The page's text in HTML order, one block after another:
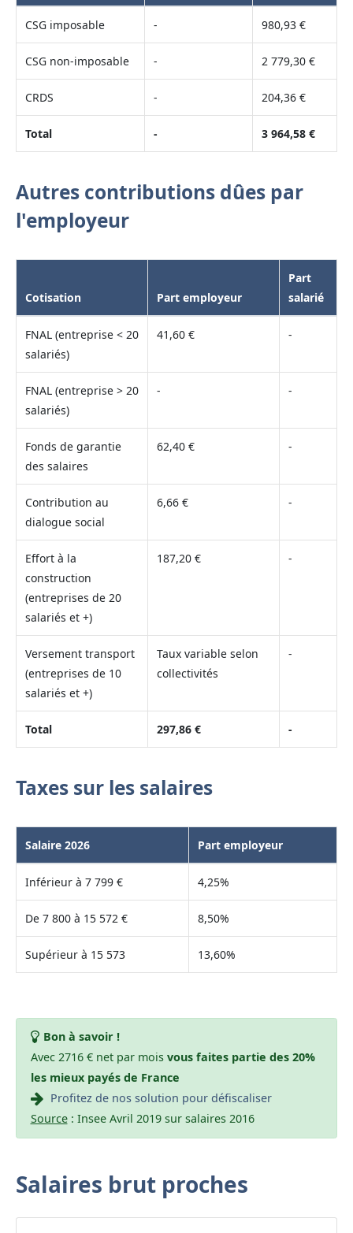
CSG imposable - 980,93 €
CSG non-imposable - 2 779,30 €
CRDS - 204,36 €
Total - 3 964,58 €
Autres contributions dûes par
l'employeur
Cotisation Part employeur
Part
salarié
FNAL (entreprise < 20
salariés)
41,60 € -
FNAL (entreprise > 20
salariés)
- -
Fonds de garantie
des salaires
62,40 € -
Contribution au
dialogue social
6,66 € -
Effort à la
construction
(entreprises de 20
salariés et +)
187,20 € -
Versement transport
(entreprises de 10
salariés et +)
Taux variable selon
collectivités
-
Total 297,86 € -
Taxes sur les salaires
Salaire 2026 Part employeur
Inférieur à 7 799 € 4,25%
De 7 800 à 15 572 € 8,50%
Supérieur à 15 573 13,60%
Bon à savoir !
Avec 2716 € net par mois vous faites partie des 20%
les mieux payés de France
Profitez de nos solution pour défiscaliser
Source: Insee Avril 2019 sur salaires 2016
Salaires brut proches